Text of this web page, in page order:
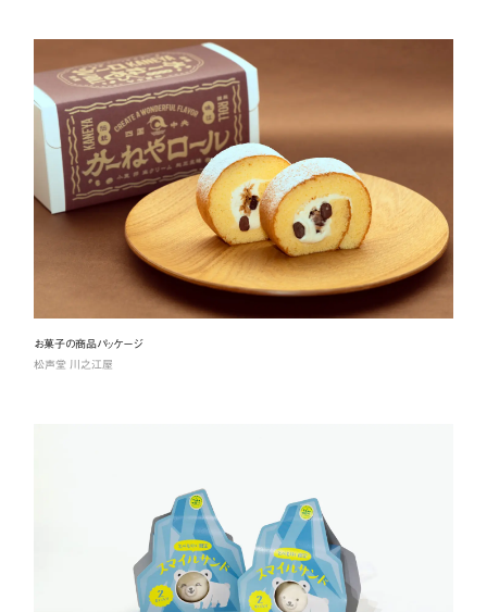
お菓子の商品パッケージ
松声堂 川之江屋